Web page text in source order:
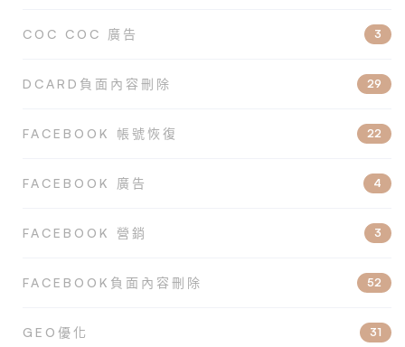
COC COC 廣告 3
DCARD負面內容刪除 29
FACEBOOK 帳號恢復 22
FACEBOOK 廣告 4
FACEBOOK 營銷 3
FACEBOOK負面內容刪除 52
GEO優化 31